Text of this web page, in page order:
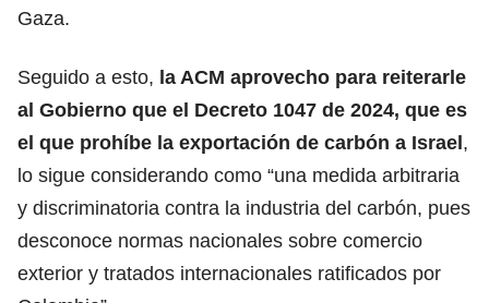
Gaza.
Seguido a esto, la ACM aprovecho para reiterarle
al Gobierno que el Decreto 1047 de 2024, que es
el que prohíbe la exportación de carbón a Israel,
lo sigue considerando como “una medida arbitraria
y discriminatoria contra la industria del carbón, pues
desconoce normas nacionales sobre comercio
exterior y tratados internacionales ratificados por